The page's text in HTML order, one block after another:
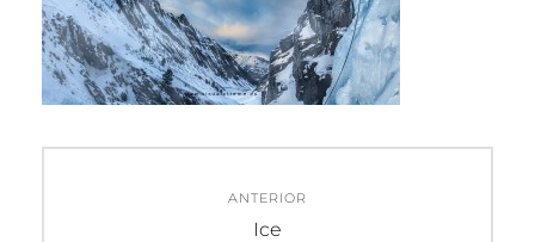
ANTERIOR
Entrada
Ice